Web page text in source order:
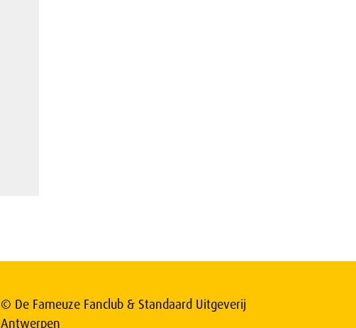
© De Fameuze Fanclub & Standaard Uitgeverij
Antwerpen